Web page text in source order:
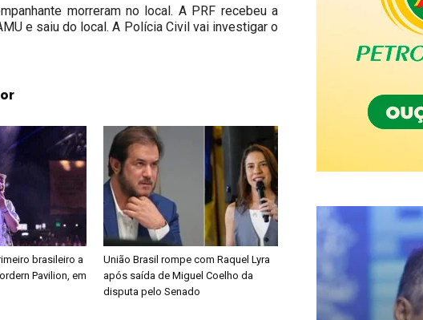
morreram no local. A PRF recebeu a
e saiu do local. A Polícia Civil vai investigar o
brasileiro a
Pavilion, em
União Brasil rompe com Raquel Lyra
após saída de Miguel Coelho da
disputa pelo Senado